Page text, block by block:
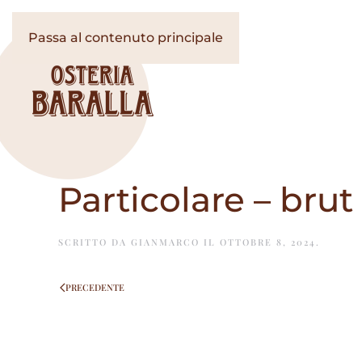
Passa al contenuto principale
Particolare – brut
SCRITTO DA GIANMARCO IL OTTOBRE 8, 2024 .
PRECEDENTE